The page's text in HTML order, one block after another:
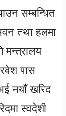
सम्बन्धित
तथा हलमा
मन्त्रालय
पास
नयाँ खरिद
स्वदेशी